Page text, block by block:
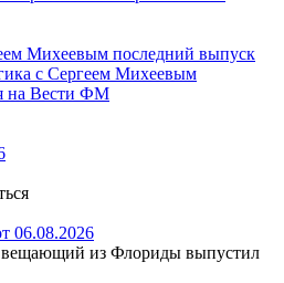
с Сергеем Михеевым
на Вести ФМ
06.08.2026
из Флориды выпустил